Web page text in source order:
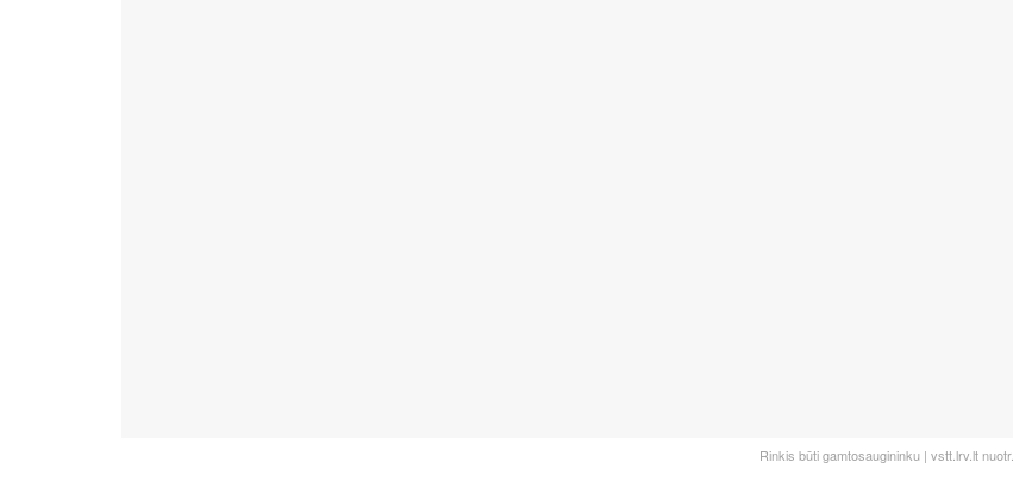
Rinkis būti gamtosaugininku | vstt.lrv.lt nuotr.